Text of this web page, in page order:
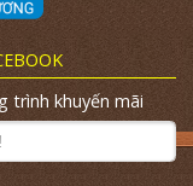
trình khuyến mãi